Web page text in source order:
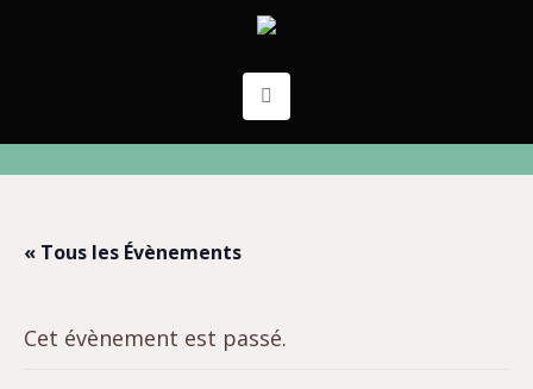
« Tous les Évènements
Cet évènement est passé.